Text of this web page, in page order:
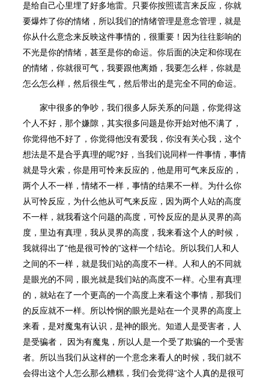
是给自己心里埋了好多地雷。只要你按照谎言来反应，你就
要爆炸了你的情绪，所以我们的情绪管理是意念管理，就是
你从什么意念来反映这件事情的，很重要！因为往往影响的
不光是你的情绪，甚至是你的命运。你后面的决定和你现在
的情绪，你就很可气，我要跟他离婚，我要怎么样，你就是
怎么怎么样，然后很生气，然后带出的是完全不同的命运。
家中很多的争吵，我们很多人际关系的问题，你觉得这
个人不好，那个嫌隙，其实很多问题是你开始对他不满了，
你觉得他不好了，你觉得他没有爱我，你没有关心我，这个
想法是不是合乎真理的呢?好，当我们说同样一件事情，事情
就是导火索，你是用可怜来反应的，他是用可气来反应的，
两个人不一样，情绪不一样，事情的结果不一样。为什么你
从可怜反应，为什么他从可气来反应，因为两个人站的高度
不一样，就我看这个问题的高度，可怜反应的是从灵界的高
度，里边有真理，我从灵界的高度，我来看这个人的时候，
我就得出了“他是很可怜的”这样一个结论。所以我们人和人
之间的不一样，就是我们站的高度不一样。人和人的不同就
是眼光的不同，眼光就是我们站的高度不一样。心里有真理
的，就站在了一个更高的一个高度上来看这个事情，那我们
的反应就不一样。所以怜悯的眼光是站在一个灵界的高度上
来看，是对魔⻤有认识，是神的眼光。知道人是受害者，人
是受骗者， 因为有魔⻤，所以人是一个受了欺骗的一个受害
者。所以当我们从这样的一个意念来看人的时候，我们就不
会得出这个人怎么那么糟糕，我们会觉得“这个人真的是很可